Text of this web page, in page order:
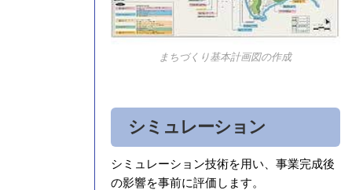
まちづくり基本計画図の作成
シミュレーション
シミュレーション技術を用い、事業完成後
の影響を事前に評価します。